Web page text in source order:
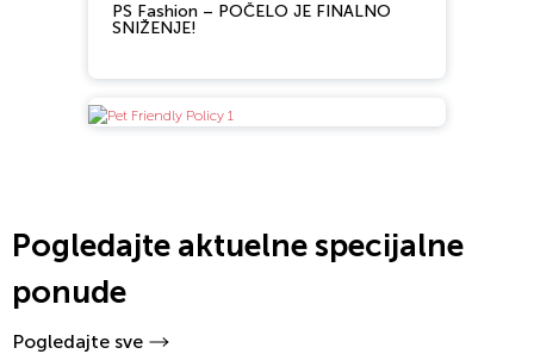
PS Fashion – POČELO JE FINALNO
SNIŽENJE!
Pogledajte aktuelne specijalne
ponude
Pogledajte sve